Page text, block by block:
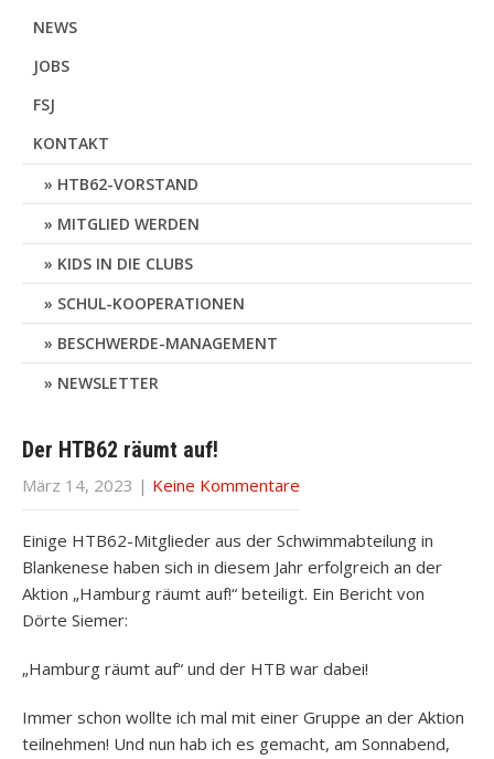
NEWS
JOBS
FSJ
KONTAKT
HTB62-VORSTAND
MITGLIED WERDEN
KIDS IN DIE CLUBS
SCHUL-KOOPERATIONEN
BESCHWERDE-MANAGEMENT
NEWSLETTER
Der HTB62 räumt auf!
März 14, 2023 | Keine Kommentare
Einige HTB62-Mitglieder aus der Schwimmabteilung in
Blankenese haben sich in diesem Jahr erfolgreich an der
Aktion „Hamburg räumt auf!“ beteiligt. Ein Bericht von
Dörte Siemer:
„Hamburg räumt auf“ und der HTB war dabei!
Immer schon wollte ich mal mit einer Gruppe an der Aktion
teilnehmen! Und nun hab ich es gemacht, am Sonnabend,